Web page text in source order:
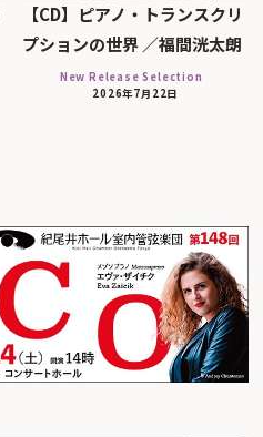
【CD】ピアノ・トランスクリ
プションの世界 ／福間洸太朗
New Release Selection
2026年7月22日